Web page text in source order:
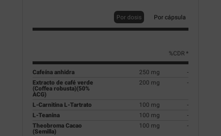
Por dosis Por cápsula
%CDR *
Cafeína anhidra 250 mg
-
Extracto de café verde
(Coffea robusta)(50%
ACG)
200 mg -
L-Carnitina L-Tartrato 100 mg
-
L-Teanina
100 mg
-
Theobroma Cacao
(Semilla)
100 mg -